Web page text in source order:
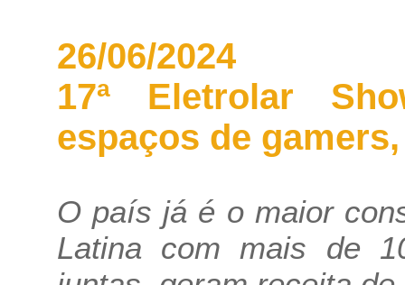
26/06/2024
17ª Eletrolar
espaços de
O país já é o maior
Latina com mais de